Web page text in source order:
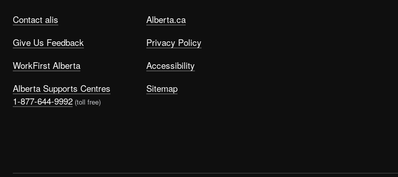
Contact alis
Give Us Feedback
WorkFirst Alberta
Alberta Supports Centres
1-877-644-9992 (toll free)
Alberta.ca
Privacy Policy
Accessibility
Sitemap